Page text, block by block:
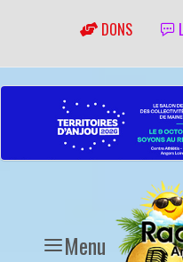
DONS
Menu